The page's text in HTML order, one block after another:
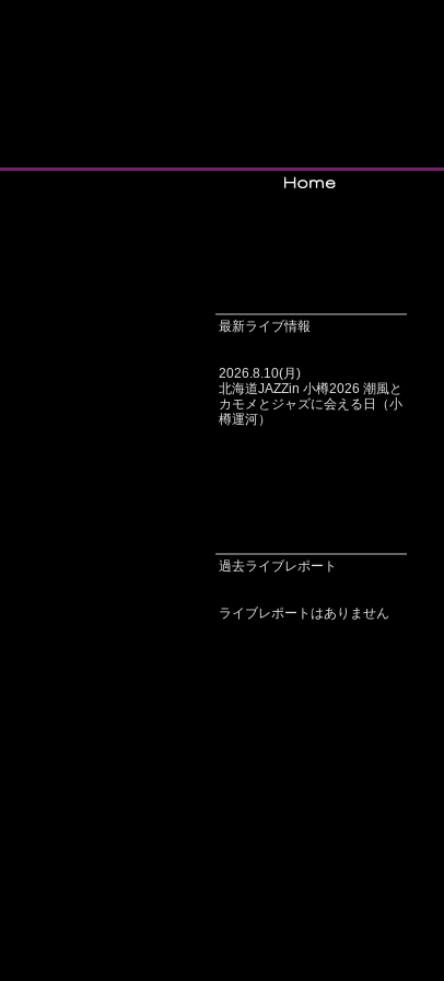
最新ライブ情報
2026.8.10(月)
北海道JAZZin 小樽2026 潮風と
カモメとジャズに会える日（小
樽運河）
過去ライブレポート
ライブレポートはありません